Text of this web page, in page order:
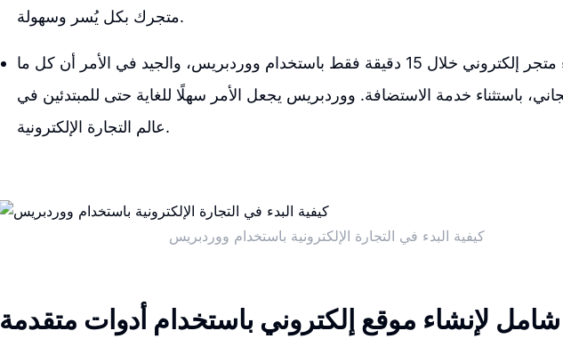
متجرك بكل يُسر وسهولة.
بإمكانك بناء متجر إلكتروني خلال 15 دقيقة فقط باستخدام ووردبريس، والجيد في الأمر أن كل ما
باستثناء خدمة الاستضافة. ووردبريس يجعل الأمر سهلًا للغاية حتى للمبتدئين في
عالم التجارة الإلكترونية.
كيفية البدء في التجارة الإلكترونية باستخدام ووردبريس
لإنشاء موقع إلكتروني باستخدام أدوات متقدمة